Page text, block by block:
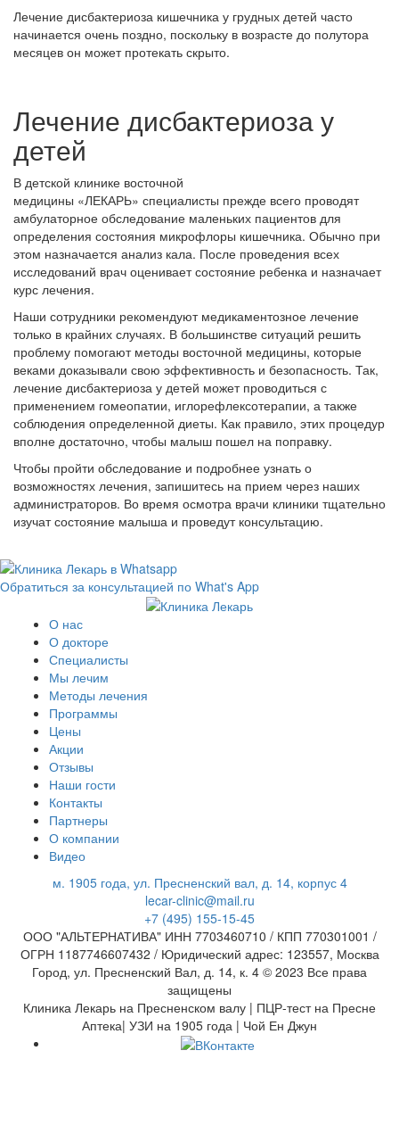
Лечение дисбактериоза кишечника у грудных детей часто
начинается очень поздно, поскольку в возрасте до полутора
месяцев он может протекать скрыто.
Лечение дисбактериоза у
детей
В детской клинике восточной
медицины «ЛЕКАРЬ» специалисты прежде всего проводят
амбулаторное обследование маленьких пациентов для
определения состояния микрофлоры кишечника. Обычно при
этом назначается анализ кала. После проведения всех
исследований врач оценивает состояние ребенка и назначает
курс лечения.
Наши сотрудники рекомендуют медикаментозное лечение
только в крайних случаях. В большинстве ситуаций решить
проблему помогают методы восточной медицины, которые
веками доказывали свою эффективность и безопасность. Так,
лечение дисбактериоза у детей может проводиться с
применением гомеопатии, иглорефлексотерапии, а также
соблюдения определенной диеты. Как правило, этих процедур
вполне достаточно, чтобы малыш пошел на поправку.
Чтобы пройти обследование и подробнее узнать о
возможностях лечения, запишитесь на прием через наших
администраторов. Во время осмотра врачи клиники тщательно
изучат состояние малыша и проведут консультацию.
Обратиться за консультацией по What's App
О нас
О докторе
Специалисты
Мы лечим
Методы лечения
Программы
Цены
Акции
Отзывы
Наши гости
Контакты
Партнеры
О компании
Видео
м. 1905 года, ул. Пресненский вал, д. 14, корпус 4
lecar-clinic@mail.ru
+7 (495) 155-15-45
ООО "АЛЬТЕРНАТИВА" ИНН 7703460710 / КПП 770301001 /
ОГРН 1187746607432 / Юридический адрес: 123557, Москва
Город, ул. Пресненский Вал, д. 14, к. 4 © 2023 Все права
защищены
Клиника Лекарь на Пресненском валу | ПЦР-тест на Пресне
Аптека| УЗИ на 1905 года | Чой Ен Джун